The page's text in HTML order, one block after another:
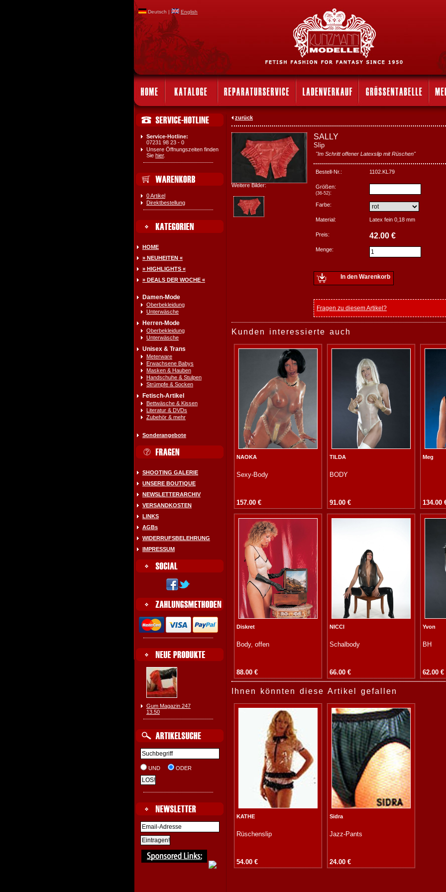
Deutsch | English
Service-Hotline:
07231 98 23 - 0
Unsere Öffnungszeiten finden
Sie hier.
0 Artikel
Direktbestellung
HOME
» NEUHEITEN «
» HIGHLIGHTS «
» DEALS DER WOCHE «
Damen-Mode
Oberbekleidung
Unterwäsche
Herren-Mode
Oberbekleidung
Unterwäsche
Unisex & Trans
Meterware
Erwachsene Babys
Masken & Hauben
Handschuhe & Stulpen
Strümpfe & Socken
Fetisch-Artikel
Bettwäsche & Kissen
Literatur & DVDs
Zubehör & mehr
Sonderangebote
SHOOTING GALERIE
UNSERE BOUTIQUE
NEWSLETTERARCHIV
VERSANDKOSTEN
LINKS
AGBs
WIDERRUFSBELEHRUNG
IMPRESSUM
Gum Magazin 247
13.50
UND ODER
zurück
Weitere Bilder:
SALLY
Slip
"Im Schritt offener Latexslip mit Rüschen"
Bestell-Nr.: 1102.KL79
Größen:
(36-52):
Farbe:
Material: Latex fein 0,18 mm
Preis: 42.00 €
Menge:
In den Warenkorb
Fragen zu diesem Artikel?
Kunden interessierte auch
NAOKA
Sexy-Body
157.00 €
TILDA
BODY
91.00 €
Meg
134.00
Diskret
Body, offen
88.00 €
NICCI
Schalbody
66.00 €
Yvon
BH
62.00 €
Ihnen könnten diese Artikel gefallen
KATHE
Rüschenslip
54.00 €
Sidra
Jazz-Pants
24.00 €